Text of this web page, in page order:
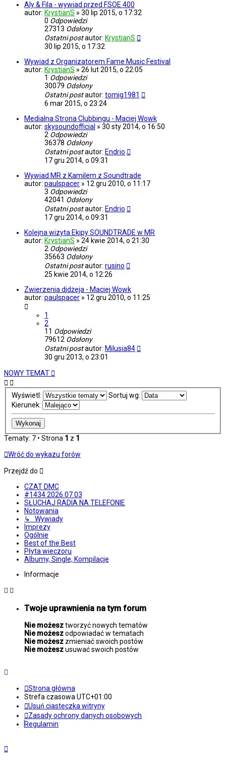
Aly & Fila - wywiad przed FSOE 400
autor: KrystianS » 30 lip 2015, o 17:32
0 Odpowiedzi
27313 Odsłony
Ostatni postautor: KrystianS
30 lip 2015, o 17:32
Wywiad z Organizatorem Fame Music Festival
autor: KrystianS » 26 lut 2015, o 22:05
1 Odpowiedzi
30079 Odsłony
Ostatni postautor: tomig1981
6 mar 2015, o 23:24
Medialna Strona Clubbingu - Maciej Wowk
autor: skysoundofficial » 30 sty 2014, o 16:50
2 Odpowiedzi
36378 Odsłony
Ostatni postautor: Endrio
17 gru 2014, o 09:31
Wywiad MR z Kamilem z Soundtrade
autor: paulspacer » 12 gru 2010, o 11:17
3 Odpowiedzi
42041 Odsłony
Ostatni postautor: Endrio
17 gru 2014, o 09:31
Kolejna wizyta Ekipy SOUNDTRADE w MR
autor: KrystianS » 24 kwie 2014, o 21:30
2 Odpowiedzi
35663 Odsłony
Ostatni postautor: rusino
25 kwie 2014, o 12:26
Zwierzenia didżeja - Maciej Wowk
autor: paulspacer » 12 gru 2010, o 11:25
1
2
11 Odpowiedzi
79612 Odsłony
Ostatni postautor: Milusia84
30 gru 2013, o 23:01
NOWY TEMAT
Wyświetl:
Sortuj wg:
Kierunek:
Tematy: 7 • Strona 1 z 1
Wróć do wykazu forów
Przejdź do
CZAT DMC
#1434 2026.07.03
SŁUCHAJ RADIA NA TELEFONIE
Notowania
↳ Wywiady
Imprezy
Ogólnie
Best of the Best
Płyta wieczoru
Albumy, Single, Kompilacje
Informacje
Twoje uprawnienia na tym forum
Nie możesztworzyć nowych tematów
Nie możeszodpowiadać w tematach
Nie możesz zmieniać swoich postów
Nie możeszusuwać swoich postów
Strona główna
Strefa czasowa UTC+01:00
Usuń ciasteczka witryny
Zasady ochrony danych osobowych
Regulamin